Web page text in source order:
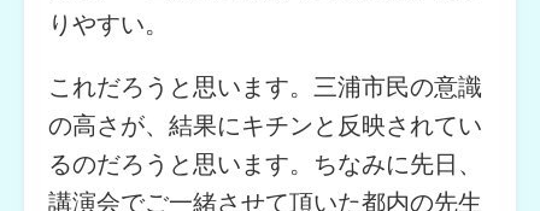
りやすい。
これだろうと思います。三浦市民の意識
の高さが、結果にキチンと反映されてい
るのだろうと思います。ちなみに先日、
講演会でご一緒させて頂いた都内の先生